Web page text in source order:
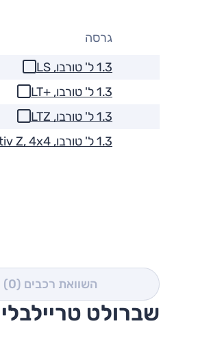
גרסה
1.3 ל' טורבו, LS
1.3 ל' טורבו, +LT
1.3 ל' טורבו, LTZ
1.3 ל' טורבו, Activ Z, 4x4
השוואת רכבים (0)
שברולט